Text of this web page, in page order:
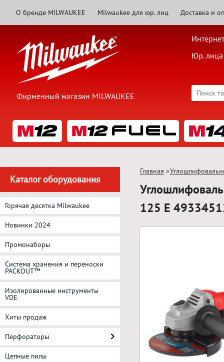
О бренде MILWAUKEE Milwaukee для юр. лиц Доставка и
Фирменный магазин MILWAUKEE
Юр. лица
Каталог оборудования
Горячая десятка Milwaukee
Новинки 2024
Промонаборы
Система хранения и переноски
PACKOUT™
Изолированные инструменты
VDE
Хиты продаж
Перфораторы
Цепные пилы
Главная »
125 E